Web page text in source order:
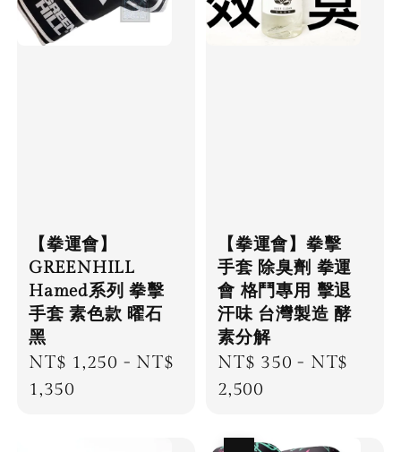
【拳運會】
GREENHILL
Hamed系列 拳擊
手套 素色款 曜石
黑
Regular
price
NT$ 1,250 - NT$
1,350
【拳運會】拳擊
手套 除臭劑 拳運
會 格鬥專用 擊退
汗味 台灣製造 酵
素分解
Regular
price
NT$ 350 - NT$
2,500